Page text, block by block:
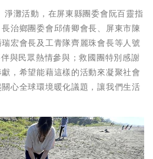
淨灘活動，在屏東縣團委會阮百靈指
治鄉團委會邱倩卿會長、屏東市陳
宏會長及工青隊齊麗珠會長等人號
與民眾熱情參與；救國團特別感謝
，希望能藉這樣的活動來凝聚社會
心全球環境暖化議題，讓我們生活